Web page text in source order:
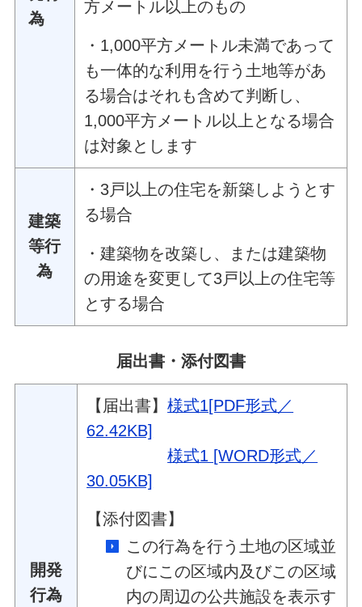
為
方メートル以上のもの
・1,000平方メートル未満であって
も一体的な利用を行う土地等があ
る場合はそれも含めて判断し、
1,000平方メートル以上となる場合
は対象とします
建築
等行
為
​・3戸以上の住宅を新築しようとす
る場合
・建築物を改築し、または建築物
の用途を変更して3戸以上の住宅等
とする場合
届出書・添付図書
開発
行為
【届出書】様式1[PDF形式／
62.42KB]
様式1 [WORD形式／
30.05KB]
【添付図書】
この行為を行う土地の区域並
びにこの区域内及びこの区域
内の周辺の公共施設を表示す